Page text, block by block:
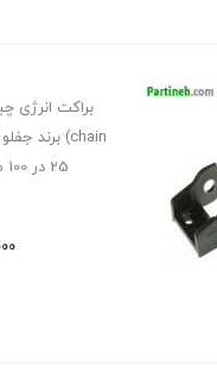
25 در 100 میلیمتر